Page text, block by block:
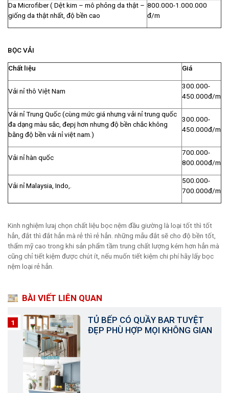
Da Microfiber ( Dệt kim – mô phỏng da thật –
giống da thật nhất, độ bền cao
800.000-1.000.000
đ/m
BỌC VẢI
Chất liệu Giá
Vải nỉ thô Việt Nam
300.000-
450.000đ/m
Vải nỉ Trung Quốc (cùng mức giá nhưng vải nỉ trung quốc
đa dạng màu sắc, đepj hơn nhưng độ bền chắc không
bằng độ bền vải nỉ việt nam.)
300.000-
450.000đ/m
Vải nỉ hàn quốc
700.000-
800.000đ/m
Vải nỉ Malaysia, Indo,.
500.000-
700.000đ/m
Kinh nghiệm lưaj chọn chất liệu bọc nệm đầu giường là loại tốt thì tốt
hẳn, đắt thì đắt hẳn mà rẻ thì rẻ hẳn. những mẫu đắt sẽ cho độ bền tốt,
thẩm mỹ cao trong khi sản phẩm tầm trung chất lượng kém hơn hẳn mà
cũng chỉ tiết kiệm được chút ít, nếu muốn tiết kiệm chi phí hãy lấy bọc
nệm loại rẻ hẳn.
BÀI VIẾT LIÊN QUAN
TỦ BẾP CÓ QUẦY BAR TUYỆT
ĐẸP PHÙ HỢP MỌI KHÔNG GIAN